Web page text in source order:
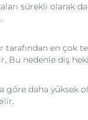
sürekli olarak
en
Bu nedenle diş
daha